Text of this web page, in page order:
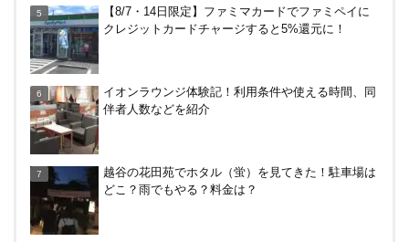
や違約金は？
後の対応、仕上がり時間などまとめ
換する方法！重要注意点あり
【8/7・14日限定】ファミマカードでファミペイに
クレジットカードチャージすると5%還元に！
イオンラウンジ体験記！利用条件や使える時間、同
伴者人数などを紹介
越谷の花田苑でホタル（蛍）を見てきた！駐車場は
どこ？雨でもやる？料金は？